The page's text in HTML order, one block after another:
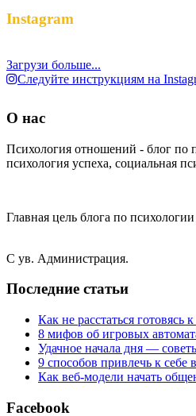
Instagram
Загрузи больше...
Следуйте инструкциям на
О нас
Психология отношений - блог по
психология успеха, социальная
Главная цель блога по
С ув. Администрация.
Последние статьи
Как не расстаться готовясь
8 мифов об игровых
Удачное начала дня —
9 способов привлечь к себе
Как веб-модели начать
Facebook